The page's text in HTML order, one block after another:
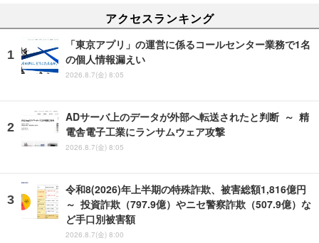
アクセスランキング
「東京アプリ」の運営に係るコールセンター業務で1名
の個人情報漏えい
2026.8.7(金) 8:05
ADサーバ上のデータが外部へ転送されたと判断 ～ 精
電舎電子工業にランサムウェア攻撃
2026.8.7(金) 8:05
令和8(2026)年上半期の特殊詐欺、被害総額1,816億円
～ 投資詐欺（797.9億）やニセ警察詐欺（507.9億）な
ど手口別被害額
2026.8.7(金) 8:00